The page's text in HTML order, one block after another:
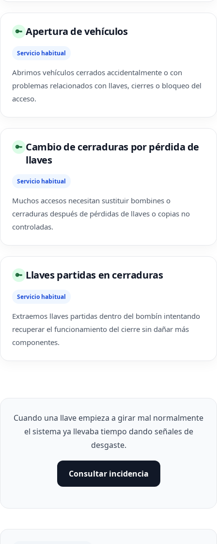
🔑 Apertura de vehículos
Servicio habitual
Abrimos vehículos cerrados accidentalmente o con
problemas relacionados con llaves, cierres o bloqueo del
acceso.
🔑 Cambio de cerraduras por pérdida de
llaves
Servicio habitual
Muchos accesos necesitan sustituir bombines o
cerraduras después de pérdidas de llaves o copias no
controladas.
🔑 Llaves partidas en cerraduras
Servicio habitual
Extraemos llaves partidas dentro del bombín intentando
recuperar el funcionamiento del cierre sin dañar más
componentes.
Cuando una llave empieza a girar mal normalmente
el sistema ya llevaba tiempo dando señales de
desgaste.
Consultar incidencia